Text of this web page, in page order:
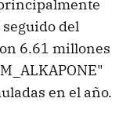
del
6.61 millones
en el año.